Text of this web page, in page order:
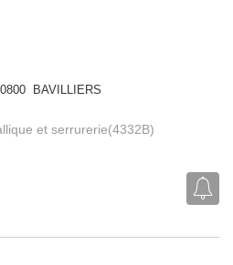
BAVILLIERS
et serrurerie(4332B)